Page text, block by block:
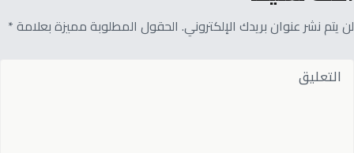
لن يتم نشر عنوان بريدك الإلكتروني. الحقول المطلوبة مميزة بعلامة *